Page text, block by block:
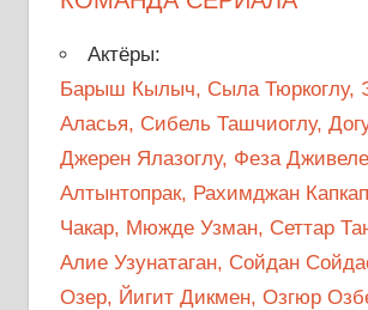
Актёры:
Барыш Кылыч, Сыла Тюркоглу,
Аласья, Сибель Ташчиоглу,
Джерен Ялазоглу, Феза
Алтынтопрак, Рахимджан
Чакар, Мюжде Узман, Сеттар
Алие Узунатаган, Сойдан
Озер, Йигит Дикмен, Озгюр